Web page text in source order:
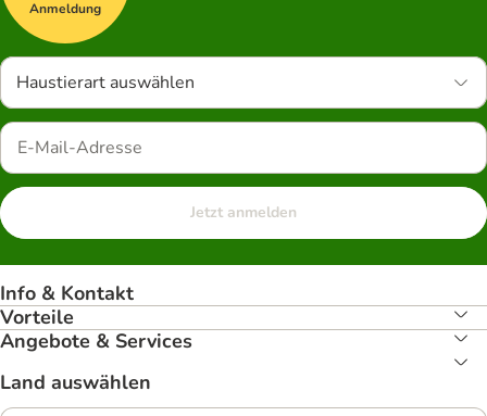
Anmeldung
Haustierart auswählen
Jetzt anmelden
Info & Kontakt
Vorteile
Angebote & Services
Land auswählen